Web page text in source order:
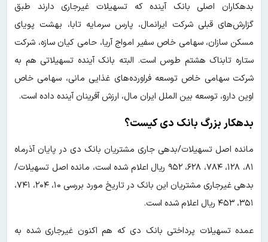
بدهکاران اصلی بانک آینده که تسهیلات غیرجاری دارند طبق
گزارش‌های قبلی شرکت ایرانمال، پارس سرمایه تابا، بهشت پویای
مسکن سازان، سهامی خاص سفیر امواج آریا، حامی کیان سازه، شرکت
ستاره تابناک هشتم طوس است. البته بانک آینده تسهیلاتی هم به
شرکت سهامی خاص توسعه فراورده‌های غذایی مانی، سهامی خاص
اوین دارو، توسعه بین الملل ایران مال، ارزش آفرینان آینده داده است.
بدهکار بزرگ بانک دی کیست؟
مانده اصل تسهیلات/بدهی جاری مشتریان بانک دی در پایان آذرماه
۸۱، ۱۲۸، ۷۸۴، ۶۲۸، ۹۵۲ ریال اعلام شده است، مانده اصل تسهیلات/
بدهی غیرجاری مشتریان این بانک در تاریخ مورد بررسی ۱۰، ۲۰۴، ۷۴۱،
۳۵۱، ۴۵۳ ریال اعلام شده است.
عمده تسهیلات پرداختی بانک دی که هم اکنون غیرجاری شده به